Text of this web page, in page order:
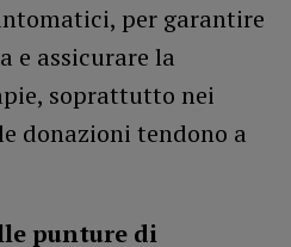
per garantire
e assicurare la
soprattutto nei
donazioni tendono a
punture di